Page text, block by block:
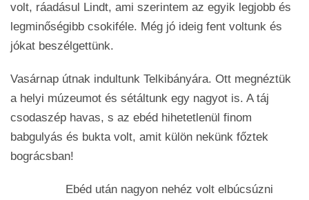
volt, ráadásul Lindt, ami szerintem az egyik legjobb és
legminőségibb csokiféle. Még jó ideig fent voltunk és
jókat beszélgettünk.
Vasárnap útnak indultunk Telkibányára. Ott megnéztük
a helyi múzeumot és sétáltunk egy nagyot is. A táj
csodaszép havas, s az ebéd hihetetlenül finom
babgulyás és bukta volt, amit külön nekünk főztek
bográcsban!
Ebéd után nagyon nehéz volt elbúcsúzni